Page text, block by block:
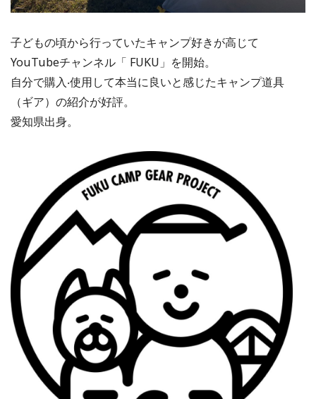
⼦どもの頃から⾏っていたキャンプ好きが⾼じて
YouTubeチャンネル「 FUKU」を開始。
⾃分で購⼊‧使用して本当に良いと感じたキャンプ道具
（ギア）の紹介が好評。
愛知県出身。